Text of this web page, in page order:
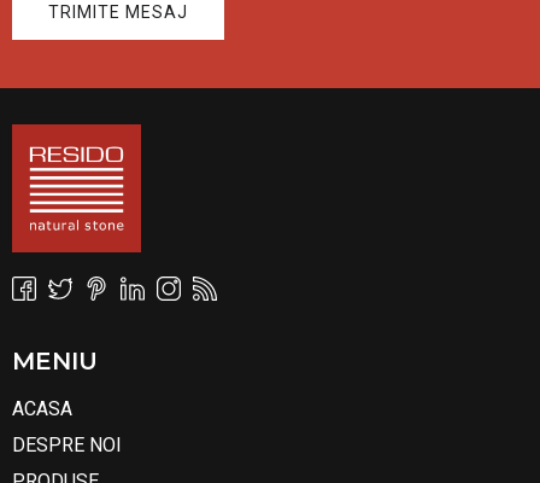
TRIMITE MESAJ
MENIU
ACASA
DESPRE NOI